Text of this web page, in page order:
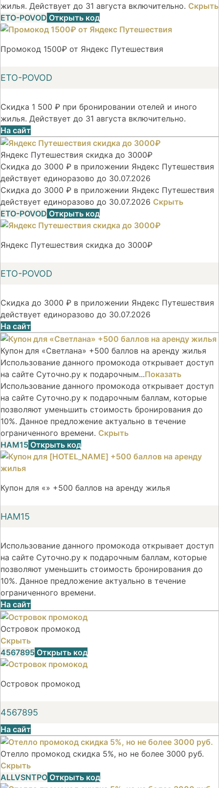
жилья. Действует до 31 августа включительно. Скрыть
ETO-POVOD Открыть код
Промокод 1500₽ от Яндекс Путешествия
ETO-POVOD
Скидка 1 500 ₽ при бронировании отелей и иного
жилья. Действует до 31 августа включительно.
На сайт
Яндекс Путешествия скидка до 3000₽
Скидка до 3000 ₽ в приложении Яндекс Путешествия
действует единоразово до 30.07.2026
Скидка до 3000 ₽ в приложении Яндекс Путешествия
действует единоразово до 30.07.2026 Скрыть
ETO-POVOD Открыть код
Яндекс Путешествия скидка до 3000₽
ETO-POVOD
Скидка до 3000 ₽ в приложении Яндекс Путешествия
действует единоразово до 30.07.2026
На сайт
Купон для «Светлана» +500 баллов на аренду жилья
Использование данного промокода открывает доступ
на сайте Суточно.ру к подарочным...Показать
Использование данного промокода открывает доступ
на сайте Суточно.ру к подарочным баллам, которые
позволяют уменьшить стоимость бронирования до
10%. Данное предложение актуально в течение
ограниченного времени. Скрыть
НАМ15 Открыть код
Купон для «» +500 баллов на аренду жилья
НАМ15
Использование данного промокода открывает доступ
на сайте Суточно.ру к подарочным баллам, которые
позволяют уменьшить стоимость бронирования до
10%. Данное предложение актуально в течение
ограниченного времени.
На сайт
Островок промокод
Скрыть
4567895 Открыть код
Островок промокод
4567895
На сайт
Отелло промокод скидка 5%, но не более 3000 руб.
Скрыть
ALLVSNTPO Открыть код